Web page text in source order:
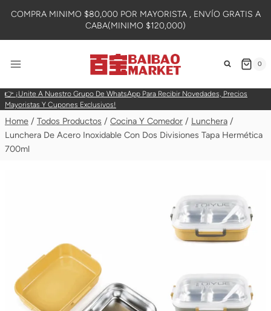
Content
COMPRA MINIMO $80,000 POR MAYORISTA , ENVÍO GRATIS A
CABA(MINIMO $120,000)
0
👉 ¡Unite A Nuestro Grupo De WhatsApp Para Recibir Novedades, Precios
Mayoristas Y Cupones Exclusivos!
Home / Todos Productos / Cocina Y Comedor / Lunchera /
Lunchera De Acero Inoxidable Con Dos Divisiones Tapa Hermética
700ml